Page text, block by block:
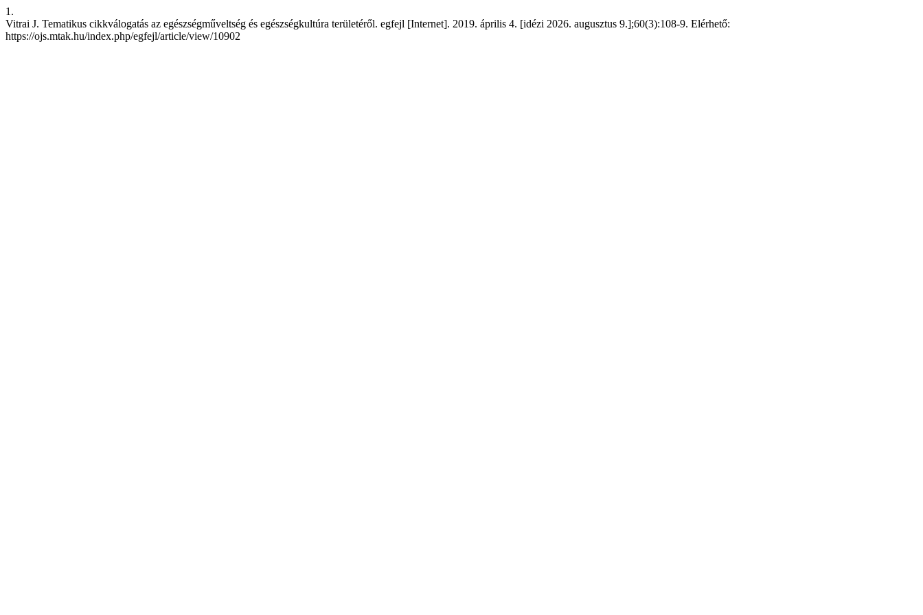
1.
Vitrai J. Tematikus cikkválogatás az egészségműveltség és egészségkultúra területéről. egfejl [Internet]. 2019. április 4. [idézi 2026. augusztus 9.];60(3):108-9. Elérhető:
https://ojs.mtak.hu/index.php/egfejl/article/view/10902